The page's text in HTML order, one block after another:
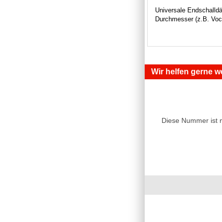
Universale
Durchmesser (z.B.
Wir helfen gerne
Diese Nummer ist